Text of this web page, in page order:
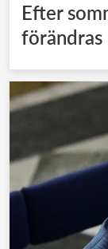
Efter
förändras